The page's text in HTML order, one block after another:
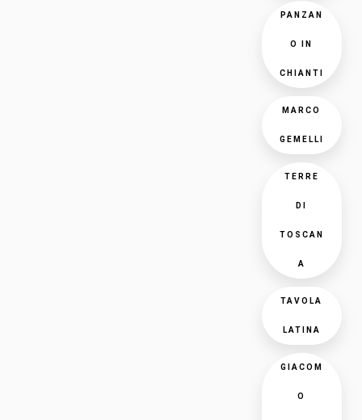
PANZAN
O IN
CHIANTI
MARCO
GEMELLI
TERRE
DI
TOSCAN
A
TAVOLA
LATINA
GIACOM
O